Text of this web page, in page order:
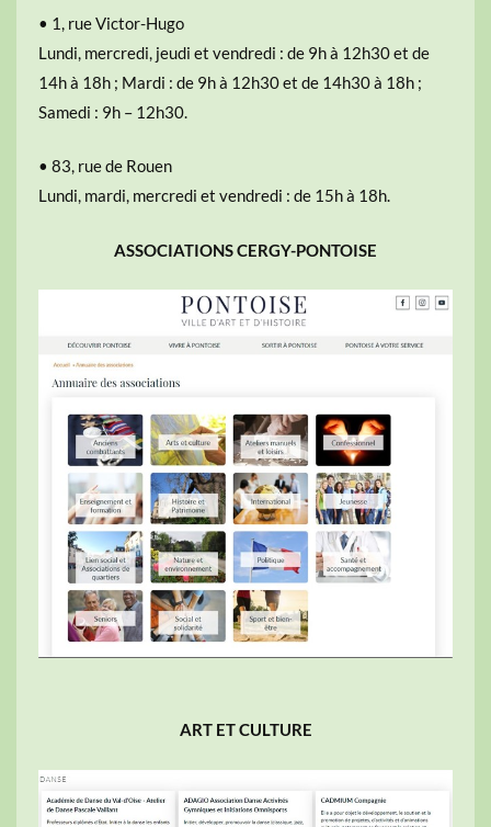
• 1, rue Victor-Hugo
Lundi, mercredi, jeudi et vendredi : de 9h à 12h30 et de
14h à 18h ; Mardi : de 9h à 12h30 et de 14h30 à 18h ;
Samedi : 9h – 12h30.
• 83, rue de Rouen
Lundi, mardi, mercredi et vendredi : de 15h à 18h.
ASSOCIATIONS CERGY-PONTOISE
ART ET CULTURE